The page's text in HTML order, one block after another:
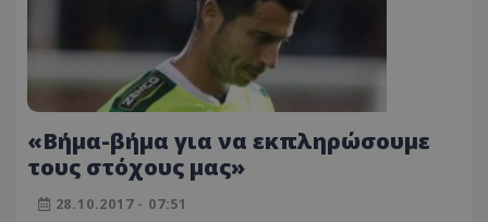
«Βήμα-βήμα για να εκπληρώσουμε
τους στόχους μας»
28.10.2017 - 07:51